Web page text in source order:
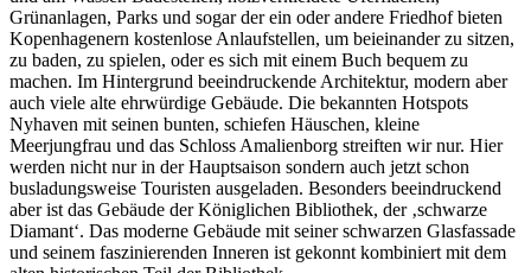
Grünanlagen, Parks und sogar der ein oder andere Friedhof bieten
Kopenhagenern kostenlose Anlaufstellen, um beieinander zu sitzen,
zu baden, zu spielen, oder es sich mit einem Buch bequem zu
machen. Im Hintergrund beeindruckende Architektur, modern aber
auch viele alte ehrwürdige Gebäude. Die bekannten Hotspots
Nyhaven mit seinen bunten, schiefen Häuschen, kleine
Meerjungfrau und das Schloss Amalienborg streiften wir nur. Hier
werden nicht nur in der Hauptsaison sondern auch jetzt schon
busladungsweise Touristen ausgeladen. Besonders beeindruckend
aber ist das Gebäude der Königlichen Bibliothek, der ‚schwarze
Diamant‘. Das moderne Gebäude mit seiner schwarzen Glasfassade
und seinem faszinierenden Inneren ist gekonnt kombiniert mit dem